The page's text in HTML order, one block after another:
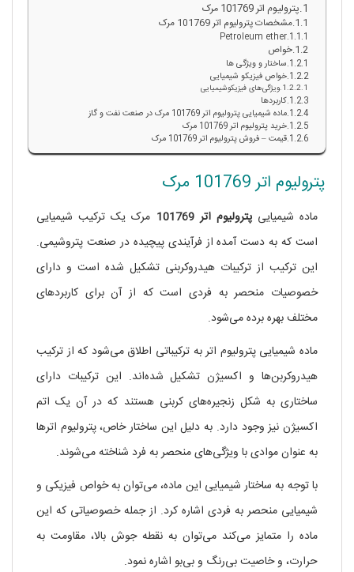
پترولیوم اتر 101769 مرک
مشخصات پترولیوم اتر 101769 مرک
Petroleum ether
خواص
ساختار و ویژگی ها
خواص فیزیکو شیمیایی
ویژگی‌های فیزیکوشیمیایی
کاربردها
ماده شیمیایی پترولیوم اتر 101769 مرک در صنعت نفت و گاز
خرید پترولیوم اتر 101769 مرک
قیمت – فروش پترولیوم اتر 101769 مرک
پترولیوم اتر 101769 مرک
ماده شیمیاییپترولیوم اتر 101769
مرک یک ترکیب شیمیایی
است که به دست آمده از فرآیندی پیچیده در صنعت پتروشیمی.
این ترکیب از ترکیبات هیدروکربنی تشکیل شده است و دارای
خصوصیات منحصر به فردی است که از آن برای کاربردهای
مختلف بهره برده می‌شود.
ماده شیمیایی پترولیوم اتر به ترکیباتی اطلاق می‌شود که از ترکیب
هیدروکربن‌ها و اکسیژن تشکیل شده‌اند. این ترکیبات دارای
ساختاری به شکل زنجیره‌های کربنی هستند که در آن یک اتم
اکسیژن نیز وجود دارد. به دلیل این ساختار خاص، پترولیوم اترها
به عنوان موادی با ویژگی‌های منحصر به فرد شناخته می‌شوند.
با توجه به ساختار شیمیایی این ماده، می‌توان به خواص فیزیکی و
شیمیایی منحصر به فردی اشاره کرد. از جمله خصوصیاتی که این
ماده را متمایز می‌کند می‌توان به نقطه جوش بالا، مقاومت به
حرارت، و خاصیت بی‌رنگ و بی‌بو اشاره نمود.